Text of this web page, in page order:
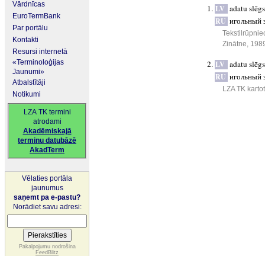
Vārdnīcas
EuroTermBank
Par portālu
Kontakti
Resursi internetā
«Terminoloģijas
Jaunumi»
Atbalstītāji
Notikumi
LZA TK termini
atrodami
Akadēmiskajā
terminu datubāzē
AkadTerm
Vēlaties portāla
jaunumus
saņemt pa e-pastu?
Norādiet savu adresi:
Pakalpojumu nodrošina
FeedBlitz
LV adatu slēgs
RU игольный
Zinātne,
LV adatu slēgs
RU игольный
LZA TK